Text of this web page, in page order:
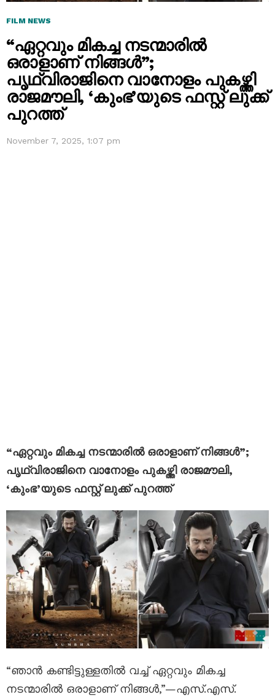
FILM NEWS
“ഏറ്റവും മികച്ച നടന്മാരിൽ
ഒരാളാണ് നിങ്ങൾ”;
പൃഥ്വിരാജിനെ വാനോളം പുകഴ്ത്തി
രാജമൗലി, ‘കുംഭ’യുടെ ഫസ്റ്റ് ലുക്ക്
പുറത്ത്
November 7, 2025, 1:07 pm
“ഏറ്റവും മികച്ച നടന്മാരിൽ ഒരാളാണ് നിങ്ങൾ”;
പൃഥ്വിരാജിനെ വാനോളം പുകഴ്ത്തി രാജമൗലി,
‘കുംഭ’യുടെ ഫസ്റ്റ് ലുക്ക് പുറത്ത്
“ഞാൻ കണ്ടിട്ടുള്ളതിൽ വച്ച് ഏറ്റവും മികച്ച
നടന്മാരിൽ ഒരാളാണ് നിങ്ങൾ,”—എസ്.എസ്.